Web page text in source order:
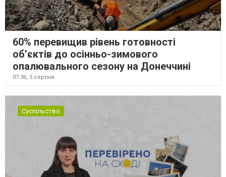
60% перевищив рівень готовності
об’єктів до осінньо-зимового
опалювального сезону на Донеччині
07:36, 5 серпня
Суспільство